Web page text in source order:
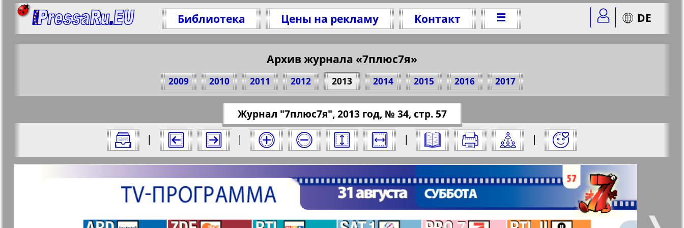
Библиотека Цены на рекламу Контакт ☰ DE
Архив журнала «7плюс7я»
2009 2010 2011 2012 2013 2014 2015 2016 2017
Все номера журнала "7плюс7я" за 2013 год. Выберите номер и нажмите на него:
Журнал "7плюс7я", 2013 год, № 34, стр. 57
|
| | |
Страницы журнала "7плюс7я". Номер: 34, 2013 год. Выберите страницу и нажмите на нее:
1 2 3 4 5 6
Отправить
Поделитесь 57 стр. журнала "7плюс7я", № 34, 2013 г.
(Нажмите, чтобы скопировать ссылку)
https://pressaru.eu/?pub=7-plus-semya&god=2013&nomer=34&str=57
Актуальные газеты и журналы
Апельсин
Баден-
Берлинский
Все pro все Город 511